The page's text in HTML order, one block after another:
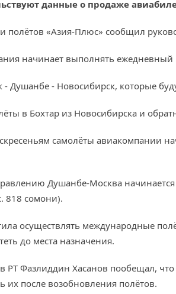
данные о продаже
«Азия-Плюс» сообщил
начинает выполнять
- Душанбе - Новосибирск, которые
в Бохтар из Новосибирска и
самолёты авиакомпании
Душанбе-Москва
818 сомони).
осуществлять международные
до места назначения.
РТ Фазлиддин Хасанов пообещал,
их после возобновления полётов.